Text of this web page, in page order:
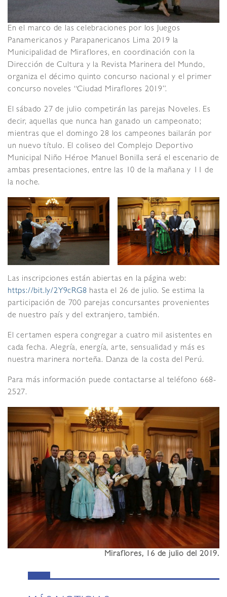
En el marco de las celebraciones por los Juegos
Panamericanos y Parapanericanos Lima 2019 la
Municipalidad de Miraflores, en coordinación con la
Dirección de Cultura y la Revista Marinera del Mundo,
organiza el décimo quinto concurso nacional y el primer
concurso noveles “Ciudad Miraflores 2019”.
El sábado 27 de julio competirán las parejas Noveles. Es
decir, aquellas que nunca han ganado un campeonato;
mientras que el domingo 28 los campeones bailarán por
un nuevo título. El coliseo del Complejo Deportivo
Municipal Niño Héroe Manuel Bonilla será el escenario de
ambas presentaciones, entre las 10 de la mañana y 11 de
la noche.
Las inscripciones están abiertas en la página web:
https://bit.ly/2Y9cRG8 hasta el 26 de julio. Se estima la
participación de 700 parejas concursantes provenientes
de nuestro país y del extranjero, también.
El certamen espera congregar a cuatro mil asistentes en
cada fecha. Alegría, energía, arte, sensualidad y más es
nuestra marinera norteña. Danza de la costa del Perú.
Para más información puede contactarse al teléfono 668-
2527.
Miraflores, 16 de julio del 2019.